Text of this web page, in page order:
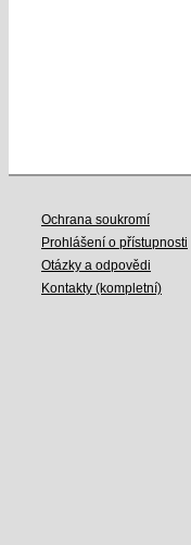
Ochrana soukromí
Prohlášení o přístupnosti
Otázky a odpovědi
Kontakty (kompletní)